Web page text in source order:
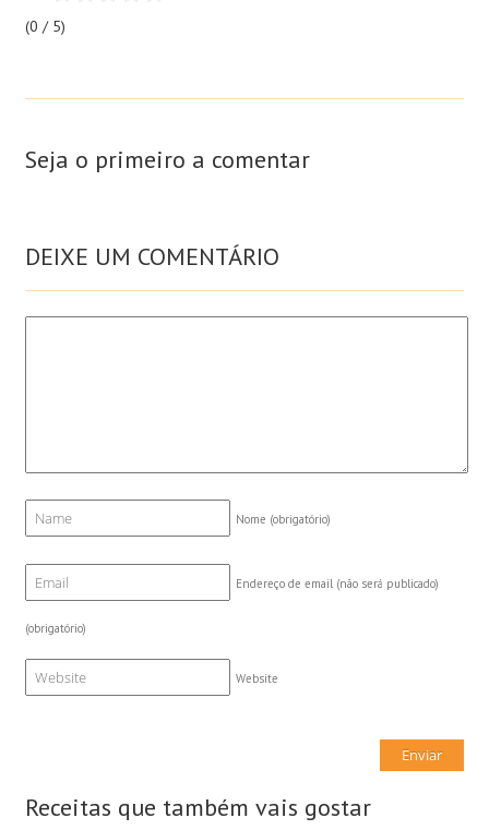
(0 / 5)
Seja o primeiro a comentar
DEIXE UM COMENTÁRIO
Nome (obrigatório)
Endereço de email (não será publicado)
(obrigatório)
Website
Receitas que também vais gostar